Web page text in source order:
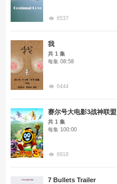
6537
我
共 1 集
每集 08:58
6444
赛尔号大电影3战神联盟
共 1 集
每集 100:00
6918
7 Bullets Trailer